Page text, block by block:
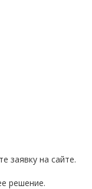
заявку на сайте.
решение.